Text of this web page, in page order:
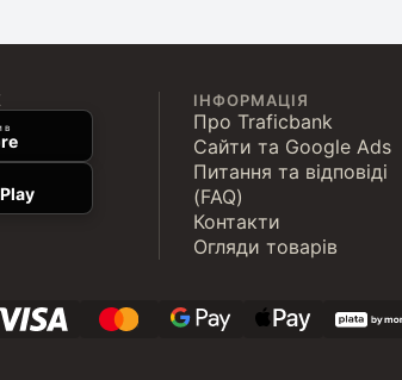
в
ІНФОРМАЦІЯ
Про Traficbank
Сайти та Google Ads
Питання та відповіді
(FAQ)
Контакти
Огляди товарів